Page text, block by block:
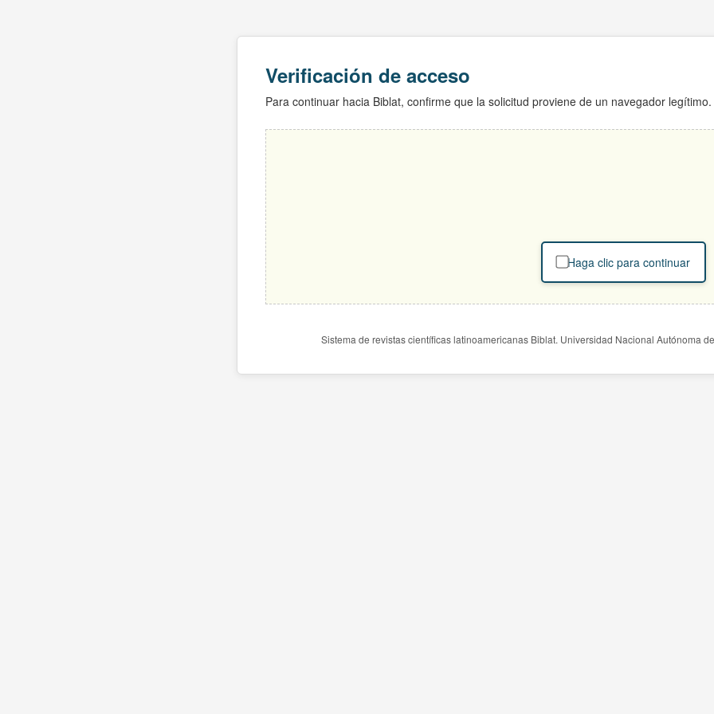
Verificación de acceso
Para continuar hacia Biblat, confirme que la solicitud proviene de un navegador legítimo.
Haga clic para continuar
Sistema de revistas científicas latinoamericanas Biblat. Universidad Nacional Autónoma